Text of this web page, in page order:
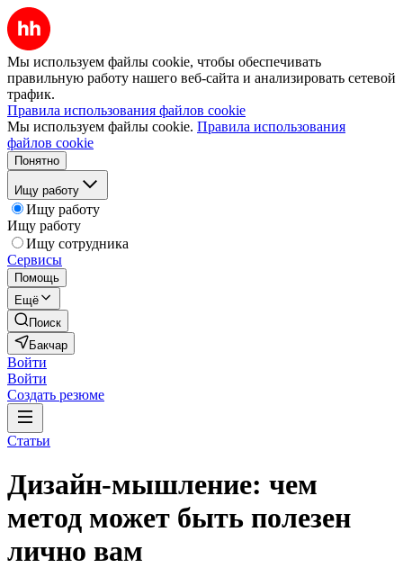
Мы используем файлы cookie, чтобы обеспечивать
правильную работу нашего веб-сайта и анализировать сетевой
трафик.
Правила использования файлов cookie
Мы используем файлы cookie. Правила использования
файлов cookie
Понятно
Ищу работу
Ищу работу
Ищу работу
Ищу сотрудника
Сервисы
Помощь
Ещё
Поиск
Бакчар
Войти
Войти
Создать резюме
Статьи
Дизайн-мышление: чем
метод может быть полезен
лично вам